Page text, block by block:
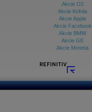
Akcie O2
Akcie Kofola
Akcie Apple
Akcie Facebook
Akcie BMW
Akcie GE
Akcie Moneta